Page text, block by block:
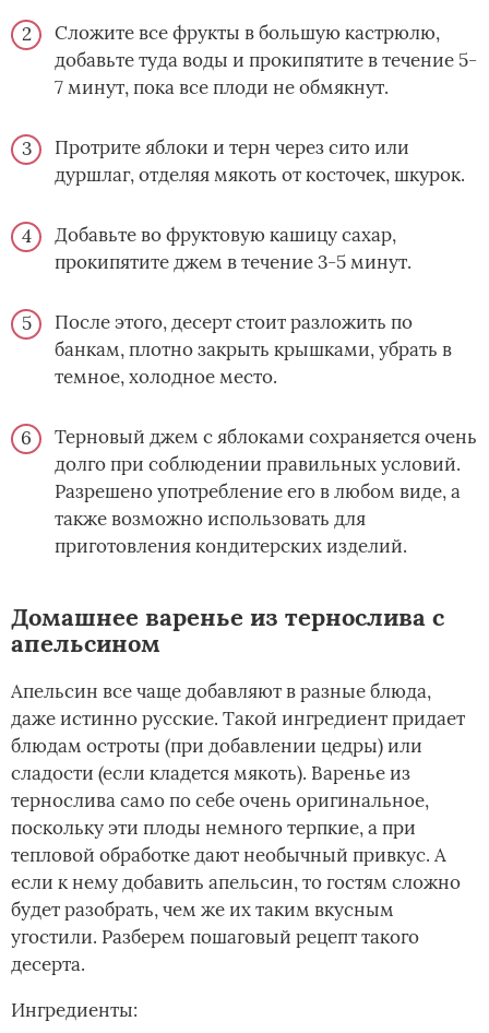
Сложите все фрукты в большую кастрюлю,
добавьте туда воды и прокипятите в течение 5-
7 минут, пока все плоди не обмякнут.
Протрите яблоки и терн через сито или
дуршлаг, отделяя мякоть от косточек, шкурок.
Добавьте во фруктовую кашицу сахар,
прокипятите джем в течение 3-5 минут.
После этого, десерт стоит разложить по
банкам, плотно закрыть крышками, убрать в
темное, холодное место.
Терновый джем с яблоками сохраняется очень
долго при соблюдении правильных условий.
Разрешено употребление его в любом виде, а
также возможно использовать для
приготовления кондитерских изделий.
Домашнее варенье из тернослива с
апельсином
Апельсин все чаще добавляют в разные блюда,
даже истинно русские. Такой ингредиент придает
блюдам остроты (при добавлении цедры) или
сладости (если кладется мякоть). Варенье из
тернослива само по себе очень оригинальное,
поскольку эти плоды немного терпкие, а при
тепловой обработке дают необычный привкус. А
если к нему добавить апельсин, то гостям сложно
будет разобрать, чем же их таким вкусным
угостили. Разберем пошаговый рецепт такого
десерта.
Ингредиенты: